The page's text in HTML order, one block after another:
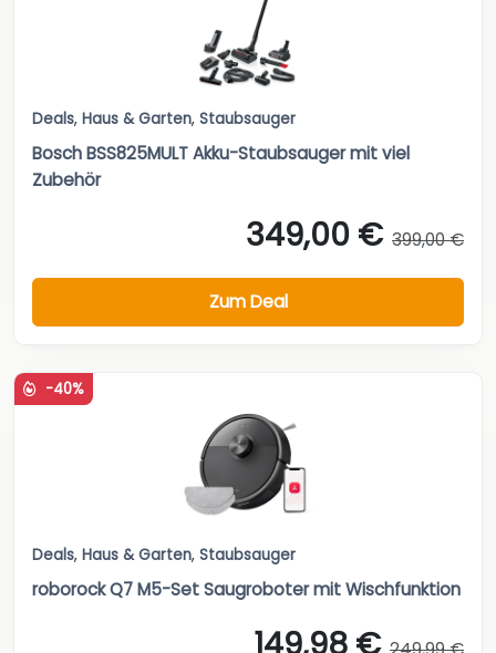
Deals, Haus & Garten, Staubsauger
Bosch BSS825MULT Akku-Staubsauger mit viel
Zubehör
349,00 € 399,00 €
Zum Deal
-40%
Deals, Haus & Garten, Staubsauger
roborock Q7 M5-Set Saugroboter mit Wischfunktion
149,98 €